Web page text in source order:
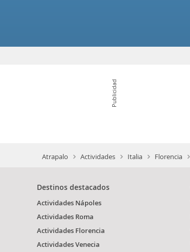
Publicidad
Atrapalo Actividades Italia Florencia
Destinos destacados
Actividades Nápoles
Actividades Roma
Actividades Florencia
Actividades Venecia